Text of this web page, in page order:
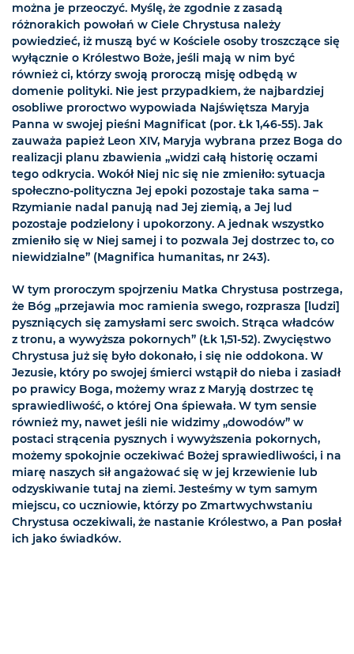
można je przeoczyć. Myślę, że zgodnie z zasadą
różnorakich powołań w Ciele Chrystusa należy
powiedzieć, iż muszą być w Kościele osoby troszczące się
wyłącznie o Królestwo Boże, jeśli mają w nim być
również ci, którzy swoją proroczą misję odbędą w
domenie polityki. Nie jest przypadkiem, że najbardziej
osobliwe proroctwo wypowiada Najświętsza Maryja
Panna w swojej pieśni Magnificat (por. Łk 1,46-55). Jak
zauważa papież Leon XIV, Maryja wybrana przez Boga do
realizacji planu zbawienia „widzi całą historię oczami
tego odkrycia. Wokół Niej nic się nie zmieniło: sytuacja
społeczno-polityczna Jej epoki pozostaje taka sama –
Rzymianie nadal panują nad Jej ziemią, a Jej lud
pozostaje podzielony i upokorzony. A jednak wszystko
zmieniło się w Niej samej i to pozwala Jej dostrzec to, co
niewidzialne” (Magnifica humanitas, nr 243).
W tym proroczym spojrzeniu Matka Chrystusa postrzega,
że Bóg „przejawia moc ramienia swego, rozprasza [ludzi]
pyszniących się zamysłami serc swoich. Strąca władców
z tronu, a wywyższa pokornych” (Łk 1,51-52). Zwycięstwo
Chrystusa już się było dokonało, i się nie oddokona. W
Jezusie, który po swojej śmierci wstąpił do nieba i zasiadł
po prawicy Boga, możemy wraz z Maryją dostrzec tę
sprawiedliwość, o której Ona śpiewała. W tym sensie
również my, nawet jeśli nie widzimy „dowodów” w
postaci strącenia pysznych i wywyższenia pokornych,
możemy spokojnie oczekiwać Bożej sprawiedliwości, i na
miarę naszych sił angażować się w jej krzewienie lub
odzyskiwanie tutaj na ziemi. Jesteśmy w tym samym
miejscu, co uczniowie, którzy po Zmartwychwstaniu
Chrystusa oczekiwali, że nastanie Królestwo, a Pan posłał
ich jako świadków.